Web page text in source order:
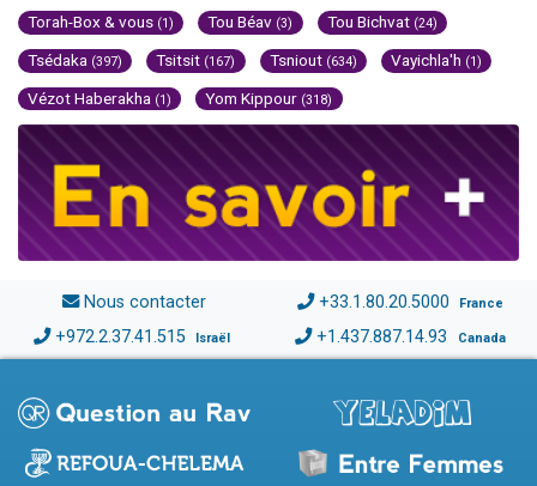
Torah-Box & vous (1) Tou Béav (3) Tou Bichvat (24)
Tsédaka (397) Tsitsit (167) Tsniout (634) Vayichla'h (1)
Vézot Haberakha (1) Yom Kippour (318)
Nous contacter +33.1.80.20.5000 France
+972.2.37.41.515 Israël +1.437.887.14.93 Canada